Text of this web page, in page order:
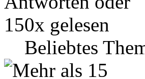
Beliebtes